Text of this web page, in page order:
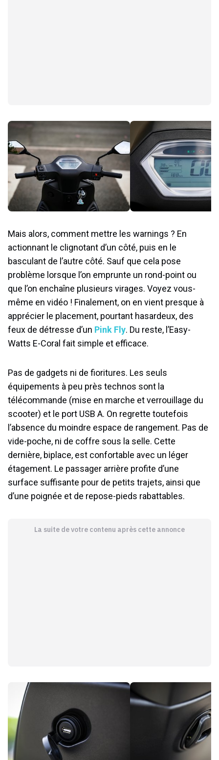
Mais alors, comment mettre les warnings ? En
actionnant le clignotant d’un côté, puis en le
basculant de l’autre côté. Sauf que cela pose
problème lorsque l’on emprunte un rond-point ou
que l’on enchaîne plusieurs virages. Voyez vous-
même en vidéo ! Finalement, on en vient presque à
apprécier le placement, pourtant hasardeux, des
feux de détresse d’un Pink Fly. Du reste, l’Easy-
Watts E-Coral fait simple et efficace.
Pas de gadgets ni de fioritures. Les seuls
équipements à peu près technos sont la
télécommande (mise en marche et verrouillage du
scooter) et le port USB A. On regrette toutefois
l’absence du moindre espace de rangement. Pas de
vide-poche, ni de coffre sous la selle. Cette
dernière, biplace, est confortable avec un léger
étagement. Le passager arrière profite d’une
surface suffisante pour de petits trajets, ainsi que
d’une poignée et de repose-pieds rabattables.
La suite de votre contenu après cette annonce